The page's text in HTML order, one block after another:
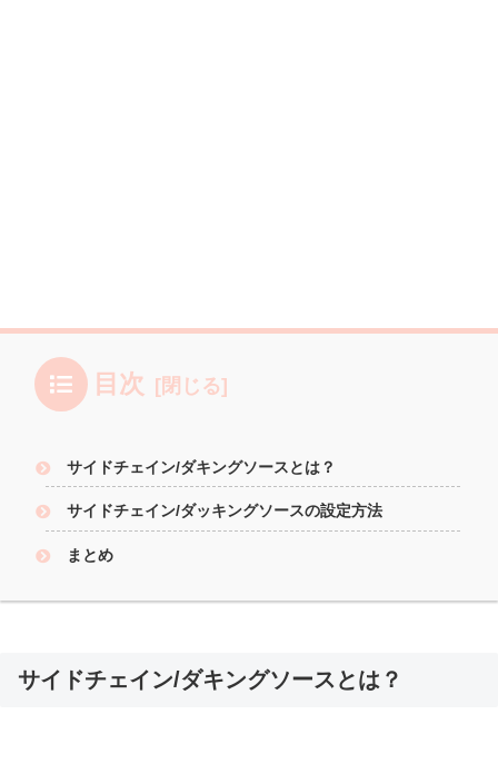
目次
サイドチェイン/ダキングソースとは？
サイドチェイン/ダッキングソースの設定方法
まとめ
サイドチェイン/ダキングソースとは？